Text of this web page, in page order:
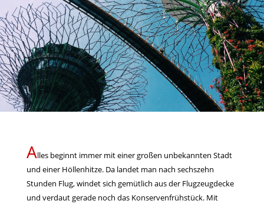
Alles beginnt immer mit einer großen unbekannten Stadt
und einer Höllenhitze. Da landet man nach sechszehn
Stunden Flug, windet sich gemütlich aus der Flugzeugdecke
und verdaut gerade noch das Konservenfrühstück. Mit